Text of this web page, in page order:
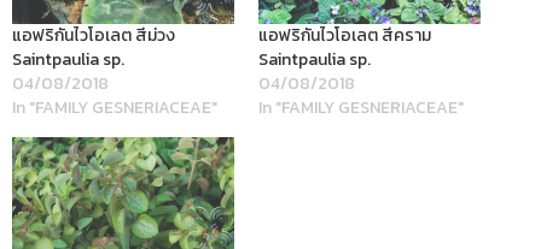
แอฟริกันไวโอเลต สีม่วง
Saintpaulia sp.
04/08/2018
In "FAMILY GESNERIACEAE"
แอฟริกันไวโอเลต สีคราม
Saintpaulia sp.
04/08/2018
In "FAMILY GESNERIACEAE"